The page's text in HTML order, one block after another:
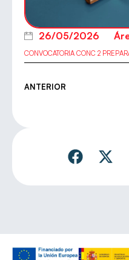
26/05/2026
CONVOCATORIA CONC 2
ANTERIOR